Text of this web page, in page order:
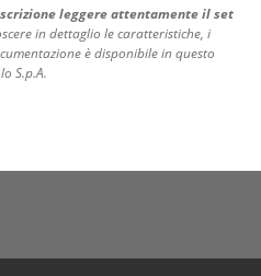
leggere attentamente il set
in dettaglio le caratteristiche, i
è disponibile in questo
S.p.A.